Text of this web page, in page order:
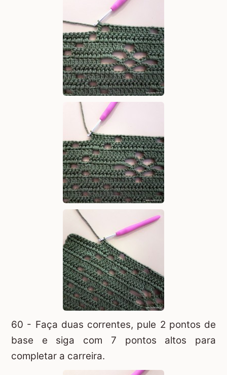
60 - Faça duas correntes, pule 2 pontos de
base e siga com 7 pontos altos para
completar a carreira.